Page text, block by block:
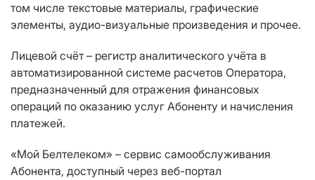
том числе текстовые материалы, графические
элементы, аудио-визуальные произведения и прочее.
Лицевой счёт – регистр аналитического учёта в
автоматизированной системе расчетов Оператора,
предназначенный для отражения финансовых
операций по оказанию услуг Абоненту и начисления
платежей.
«Мой Белтелеком» – cервис самообслуживания
Абонента, доступный через веб-портал